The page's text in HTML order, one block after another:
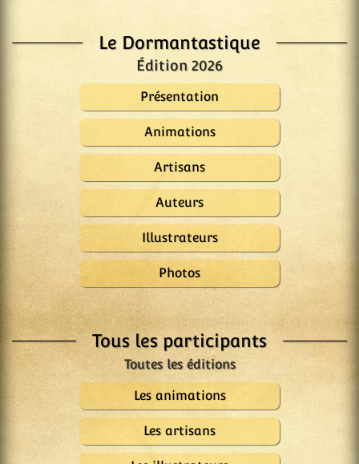
Le Dormantastique
Édition 2026
Présentation
Animations
Artisans
Auteurs
Illustrateurs
Photos
Tous les participants
Les animations
Les artisans